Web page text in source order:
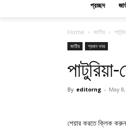
প্রচ্ছদ
Home জাতীয়
জাতীয় প্রধান খবর
By editorng - May
শেয়ার করতে ক্লিক করুন